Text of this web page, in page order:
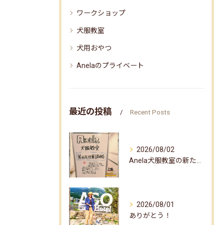
ワークショップ
犬服教室
犬用おやつ
Anelaのプライベート
最近の投稿 Recent Posts
2026/08/02
2026/08/01
ありがとう！